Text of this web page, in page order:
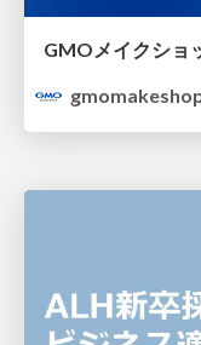
GMOメイクショ